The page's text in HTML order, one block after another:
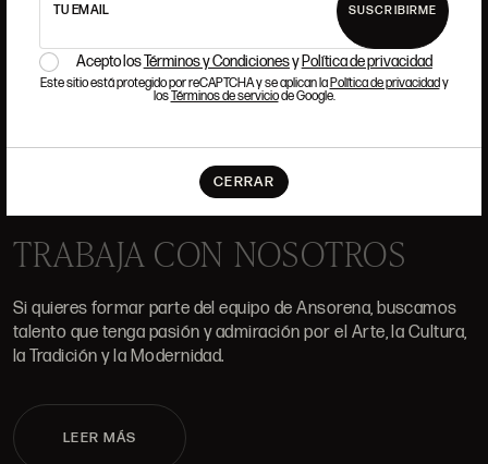
TU EMAIL SUSCRIBIRME
Acepto losTérminos y Condicionesy Política de privacidad
Este sitio está protegido por reCAPTCHA y se aplican laPolítica de privacidady
losTérminos de serviciode Google.
CERRAR
DÓNDE ESTAMOS
TRABAJA CON NOSOTROS
Si quieres formar parte del equipo de Ansorena, buscamos
talento que tenga pasión y admiración por el Arte, la Cultura,
la Tradición y la Modernidad.
LEER MÁS